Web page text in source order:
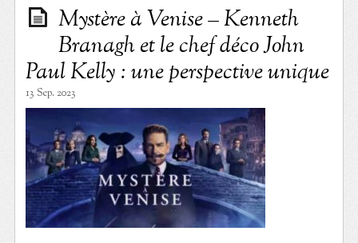
Mystère à Venise – Kenneth
Branagh et le chef déco John
Paul Kelly : une perspective unique
13 Sep. 2023